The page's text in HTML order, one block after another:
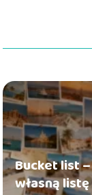
Bucket list
własną